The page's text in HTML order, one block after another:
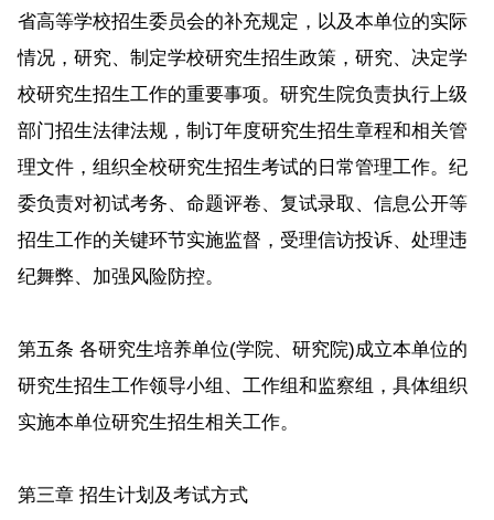
省高等学校招生委员会的补充规定，以及本单位的实际
情况，研究、制定学校研究生招生政策，研究、决定学
校研究生招生工作的重要事项。研究生院负责执行上级
部门招生法律法规，制订年度研究生招生章程和相关管
理文件，组织全校研究生招生考试的日常管理工作。纪
委负责对初试考务、命题评卷、复试录取、信息公开等
招生工作的关键环节实施监督，受理信访投诉、处理违
纪舞弊、加强风险防控。
第五条 各研究生培养单位(学院、研究院)成立本单位的
研究生招生工作领导小组、工作组和监察组，具体组织
实施本单位研究生招生相关工作。
第三章 招生计划及考试方式